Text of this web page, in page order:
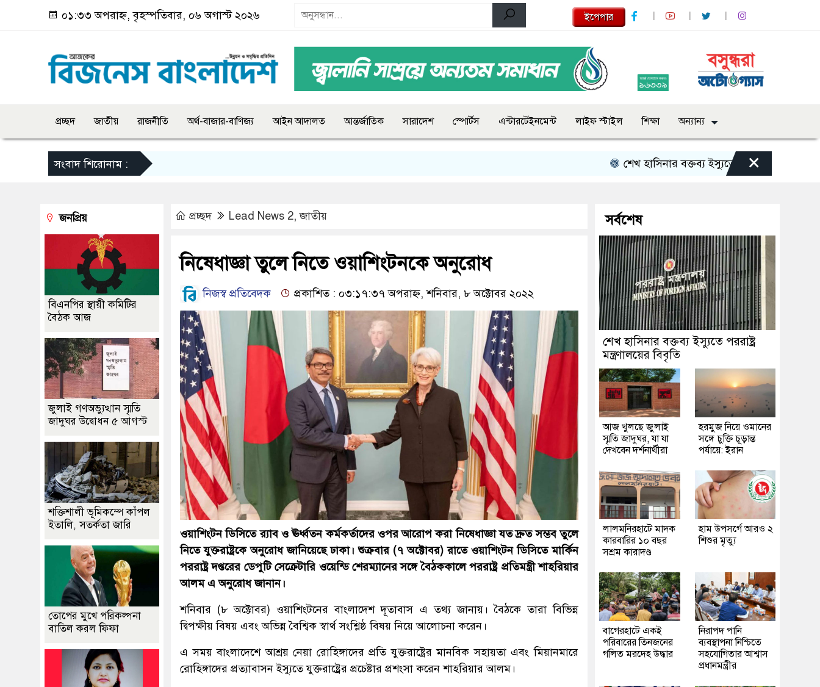
০১:৩৩ অপরাহ্ন, বৃহস্পতিবার, ০৬ অগাস্ট ২০২৬ ইপেপার
প্রচ্ছদ জাতীয় রাজনীতি অর্থ-বাজার-বাণিজ্য আইন আদালত আন্তর্জাতিক সারাদেশ স্পোর্টস এন্টারটেইনমেন্ট লাইফ স্টাইল শিক্ষা অন্যান্য
সংবাদ শিরোনাম : শেখ হাসিনার বক্তব্য ইস্যুতে পররাষ্ট্র মন্ত্রণালয়ের বিবৃতি
×
প্রচ্ছদ Lead News 2,জাতীয়
নিষেধাজ্ঞা তুলে নিতে ওয়াশিংটনকে অনুরোধ
নিজস্ব প্রতিবেদক প্রকাশিত : ০৩:১৭:৩৭ অপরাহ্ন, শনিবার, ৮ অক্টোবর ২০২২
ওয়াশিংটন ডিসিতে র‍্যাব ও ঊর্ধ্বতন কর্মকর্তাদের ওপর আরোপ করা নিষেধাজ্ঞা যত দ্রুত সম্ভব তুলে
নিতে যুক্তরাষ্ট্রকে অনুরোধ জানিয়েছে ঢাকা। শুক্রবার (৭ অক্টোবর) রাতে ওয়াশিংটন ডিসিতে মার্কিন
পররাষ্ট্র দপ্তরের ডেপুটি সেক্রেটারি ওয়েন্ডি শেরম্যানের সঙ্গে বৈঠককালে পররাষ্ট্র প্রতিমন্ত্রী শাহরিয়ার
আলম এ অনুরোধ জানান।
শনিবার (৮ অক্টোবর) ওয়াশিংটনের বাংলাদেশ দূতাবাস এ তথ্য জানায়। বৈঠকে তারা বিভিন্ন
দ্বিপক্ষীয় বিষয় এবং অভিন্ন বৈশ্বিক স্বার্থ সংশ্লিষ্ঠ বিষয় নিয়ে আলোচনা করেন।
এ সময় বাংলাদেশে আশ্রয় নেয়া রোহিঙ্গাদের প্রতি যুক্তরাষ্ট্রের মানবিক সহায়তা এবং মিয়ানমারে
রোহিঙ্গাদের প্রত্যাবাসন ইস্যুতে যুক্তরাষ্ট্রের প্রচেষ্টার প্রশংসা করেন শাহরিয়ার আলম।
জনপ্রিয়
বিএনপির স্থায়ী কমিটির
বৈঠক আজ
জুলাই গণঅভ্যুত্থান স্মৃতি
জাদুঘর উদ্বোধন ৫ আগস্ট
শক্তিশালী ভূমিকম্পে কাঁপল
ইতালি, সতর্কতা জারি
তোপের মুখে পরিকল্পনা
বাতিল করল ফিফা
সর্বশেষ
শেখ হাসিনার বক্তব্য ইস্যুতে পররাষ্ট্র
মন্ত্রণালয়ের বিবৃতি
আজ খুলছে জুলাই
স্মৃতি জাদুঘর, যা যা
দেখবেন দর্শনার্থীরা
হরমুজ নিয়ে ওমানের
সঙ্গে চুক্তি চূড়ান্ত
পর্যায়ে: ইরান
লালমনিরহাটে মাদক
কারবারির ১০ বছর
সশ্রম কারাদণ্ড
হাম উপসর্গে আরও ২
শিশুর মৃত্যু
‎বাগেরহাটে একই
পরিবারের তিনজনের
গলিত মরদেহ উদ্ধার
নিরাপদ পানি
ব্যবস্থাপনা নিশ্চিতে
সহযোগিতার আশ্বাস
প্রধানমন্ত্রীর